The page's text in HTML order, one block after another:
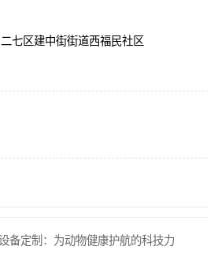
七区建中街街道西福民社区
备定制：为动物健康护航的科技力